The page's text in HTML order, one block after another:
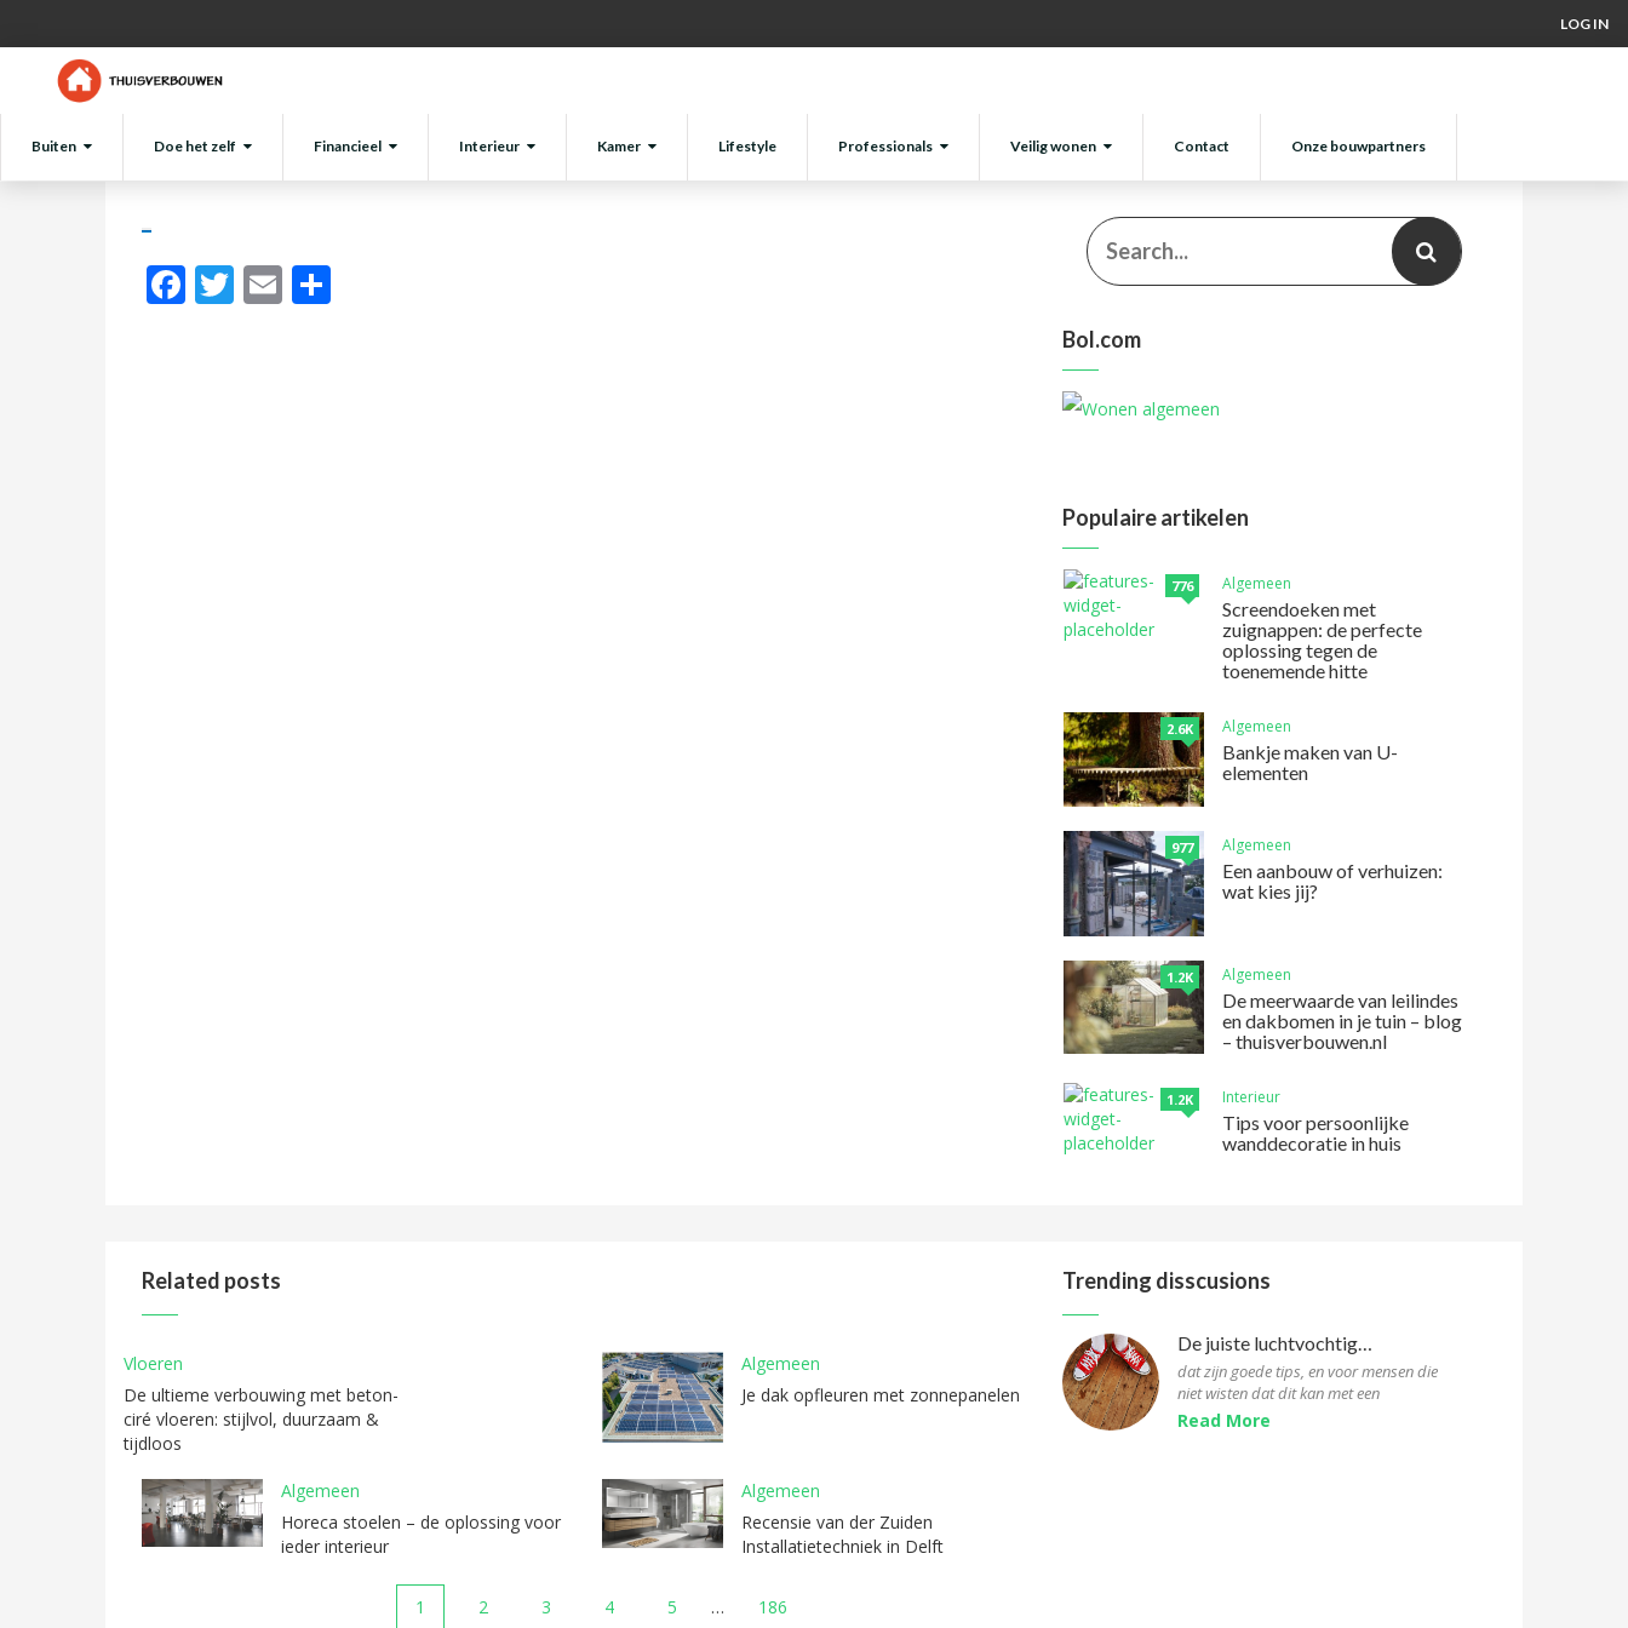
LOG IN
Buiten Doe het zelf Financieel Interieur Kamer Lifestyle Professionals Veilig wonen Contact Onze bouwpartners
Facebook
Twitter
Email
Bol.com
Populaire artikelen
776 Algemeen
Screendoeken met
zuignappen: de perfecte
oplossing tegen de
toenemende hitte
2.6K Algemeen
Bankje maken van U-
elementen
977 Algemeen
Een aanbouw of verhuizen:
wat kies jij?
1.2K Algemeen
De meerwaarde van leilindes
en dakbomen in je tuin – blog
– thuisverbouwen.nl
1.2K Interieur
Tips voor persoonlijke
wanddecoratie in huis
Related posts
Vloeren
De ultieme verbouwing met beton-
ciré vloeren: stijlvol, duurzaam &
tijdloos
Algemeen
Je dak opfleuren met zonnepanelen
Algemeen
Horeca stoelen – de oplossing voor
ieder interieur
Algemeen
Recensie van der Zuiden
Installatietechniek in Delft
1 2 3 4 5 … 186
Trending disscusions
dat zijn goede tips, en voor mensen die
niet wisten dat dit kan met een
hygrometer, ook bij wat je kan doen bij een
Read More